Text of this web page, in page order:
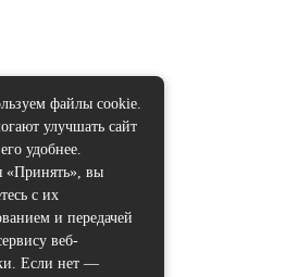
файлы cookie.
улучшать сайт
удобнее.
«Принять», вы
с их
и передачей
веб-
Если нет —